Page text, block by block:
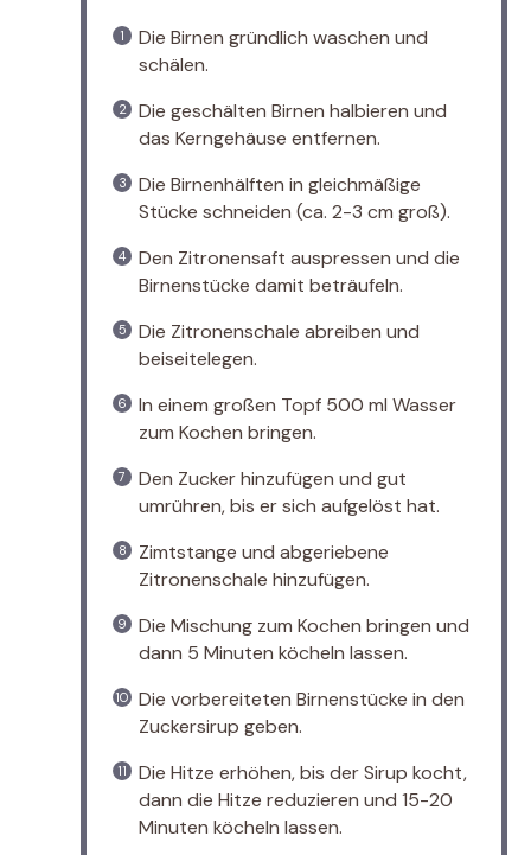
Die Birnen gründlich waschen und
schälen.
Die geschälten Birnen halbieren und
das Kerngehäuse entfernen.
Die Birnenhälften in gleichmäßige
Stücke schneiden (ca. 2-3 cm groß).
Den Zitronensaft auspressen und die
Birnenstücke damit beträufeln.
Die Zitronenschale abreiben und
beiseitelegen.
In einem großen Topf 500 ml Wasser
zum Kochen bringen.
Den Zucker hinzufügen und gut
umrühren, bis er sich aufgelöst hat.
Zimtstange und abgeriebene
Zitronenschale hinzufügen.
Die Mischung zum Kochen bringen und
dann 5 Minuten köcheln lassen.
Die vorbereiteten Birnenstücke in den
Zuckersirup geben.
Die Hitze erhöhen, bis der Sirup kocht,
dann die Hitze reduzieren und 15-20
Minuten köcheln lassen.